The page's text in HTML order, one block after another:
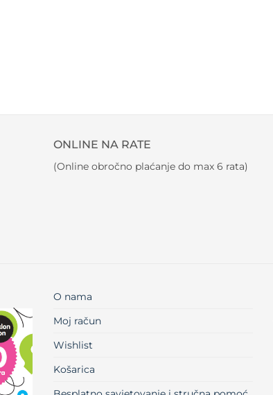
ONLINE NA RATE
(Online obročno plaćanje do max 6 rata)
O nama
Moj račun
Wishlist
Košarica